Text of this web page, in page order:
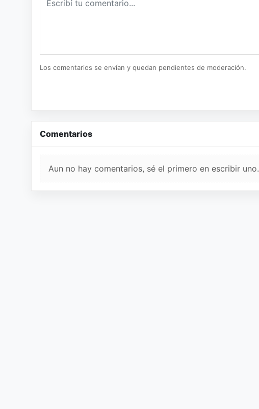
Los comentarios se envían y quedan pendientes de moderación.
Comentarios
Aun no hay comentarios, sé el primero en escribir uno.